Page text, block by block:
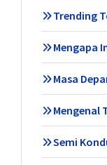
Trending
Mengapa
Masa
Mengenal
Semi